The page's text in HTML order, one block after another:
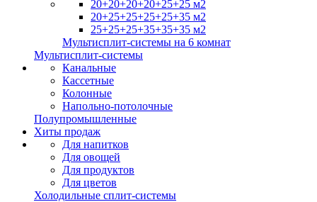
20+20+20+20+25+25 м2
20+25+25+25+25+35 м2
25+25+25+35+35+35 м2
Мультисплит-системы на 6 комнат
Мультисплит-системы
Канальные
Кассетные
Колонные
Напольно-потолочные
Полупромышленные
Хиты продаж
Для напитков
Для овощей
Для продуктов
Для цветов
Холодильные сплит-системы